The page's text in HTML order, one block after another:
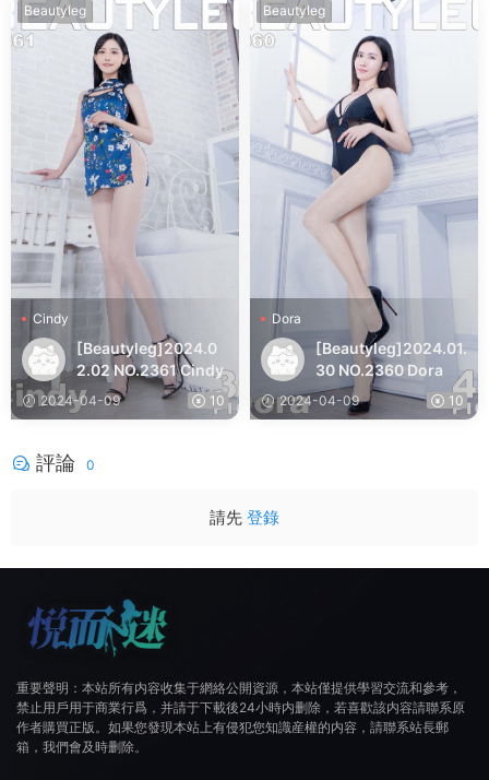
Beautyleg
Cindy
[Beautyleg]2024.0
2.02 NO.2361 Cindy
2024-04-09 10
Beautyleg
Dora
[Beautyleg]2024.01.
30 NO.2360 Dora
2024-04-09 10
評論 0
請先 登錄
重要聲明：本站所有内容收集于網絡公開資源，本站僅提供學習交流和參考，
禁止用戶用于商業行爲，并請于下載後24小時内删除，若喜歡該内容請聯系原
作者購買正版。如果您發現本站上有侵犯您知識産權的内容，請聯系站長郵
箱，我們會及時删除。